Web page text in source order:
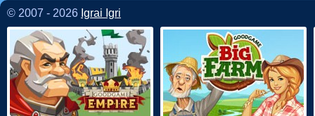
© 2007 - 2026 Igrai Igri